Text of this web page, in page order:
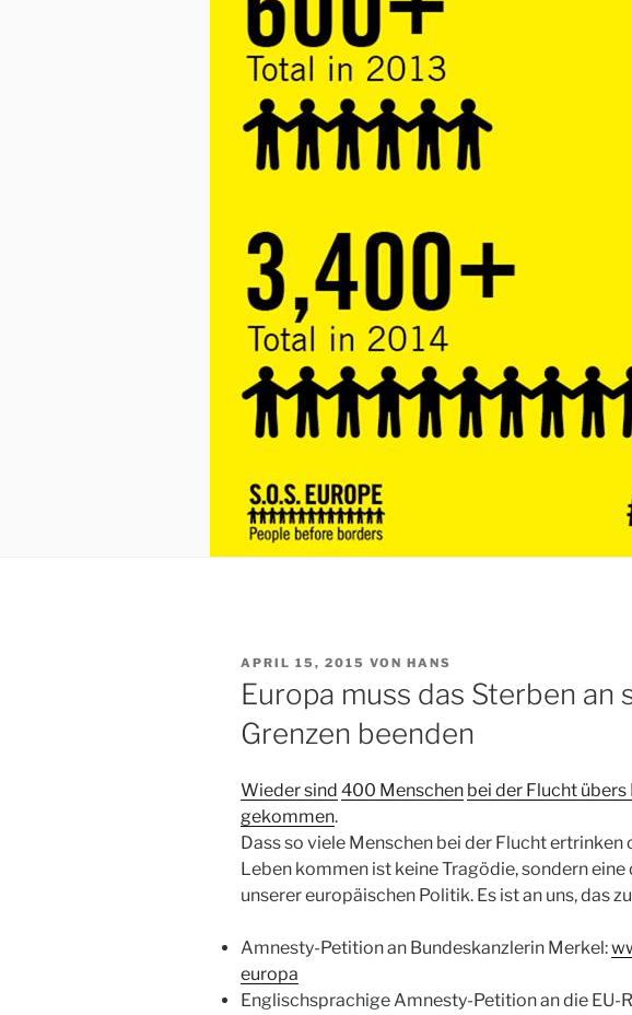
VERÖFFENTLICHT
AM
APRIL 15, 2015 VON HANS
Europa muss das Sterben an
Grenzen beenden
Wieder sind 400 Menschen bei der Flucht
gekommen.
Dass so viele Menschen bei der Flucht
Leben kommen ist keine Tragödie, sondern
unserer europäischen Politik. Es ist an uns, das
Amnesty-Petition an Bundeskanzlerin Merkel:
europa
Englischsprachige Amnesty-Petition an die EU-